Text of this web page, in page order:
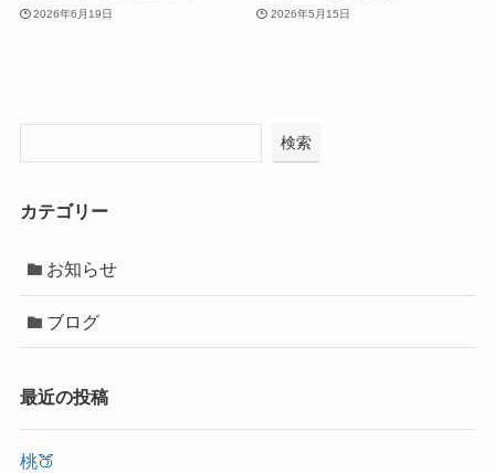
2026年6月19日 2026年5月15日
検索
カテゴリー
お知らせ
ブログ
最近の投稿
桃🍑